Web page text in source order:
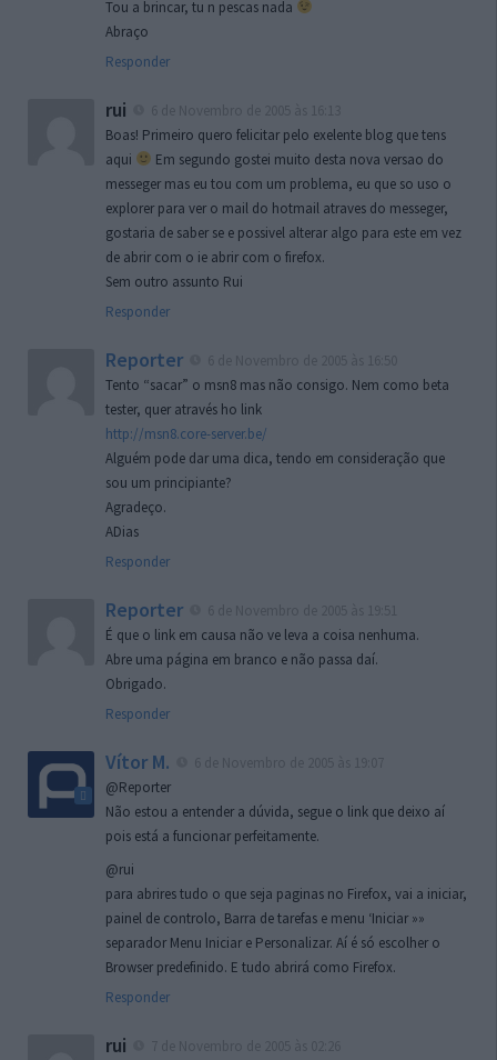
Tou a brincar, tu n pescas nada
Abraço
Responder
rui
Boas! Primeiro quero felicitar pelo exelente blog que tens
aqui
Em segundo gostei muito desta nova versao do
messeger mas eu tou com um problema, eu que so uso o
explorer para ver o mail do hotmail atraves do messeger,
gostaria de saber se e possivel alterar algo para este em vez
de abrir com o ie abrir com o firefox.
Sem outro assunto Rui
Responder
Reporter
Tento “sacar” o msn8 mas não consigo. Nem como beta
tester, quer através ho link
http://msn8.core-server.be/
Alguém pode dar uma dica, tendo em consideração que
sou um principiante?
Agradeço.
ADias
Responder
Reporter
É que o link em causa não ve leva a coisa nenhuma.
Abre uma página em branco e não passa daí.
Obrigado.
Responder
Vítor M.
@Reporter
Não estou a entender a dúvida, segue o link que deixo aí
pois está a funcionar perfeitamente.
@rui
para abrires tudo o que seja paginas no Firefox, vai a iniciar,
painel de controlo, Barra de tarefas e menu ‘Iniciar »»
separador Menu Iniciar e Personalizar. Aí é só escolher o
Browser predefinido. E tudo abrirá como Firefox.
Responder
rui